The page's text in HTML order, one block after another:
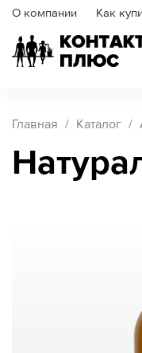
О компании Как
Главная Каталог